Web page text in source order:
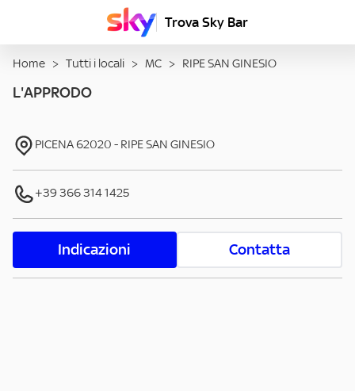
Trova Sky Bar
Home > Tutti i locali > MC > RIPE SAN GINESIO
L'APPRODO
PICENA62020 - RIPE SAN GINESIO
+39 366 314 1425
Indicazioni Contatta